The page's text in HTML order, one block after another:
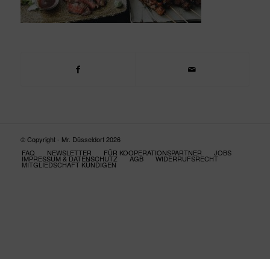
© Copyright - Mr. Düsseldorf 2026
FAQ
NEWSLETTER FÜR KOOPERATIONSPARTNER JOBS
IMPRESSUM & DATENSCHUTZ AGB WIDERRUFSRECHT
MITGLIEDSCHAFT KÜNDIGEN